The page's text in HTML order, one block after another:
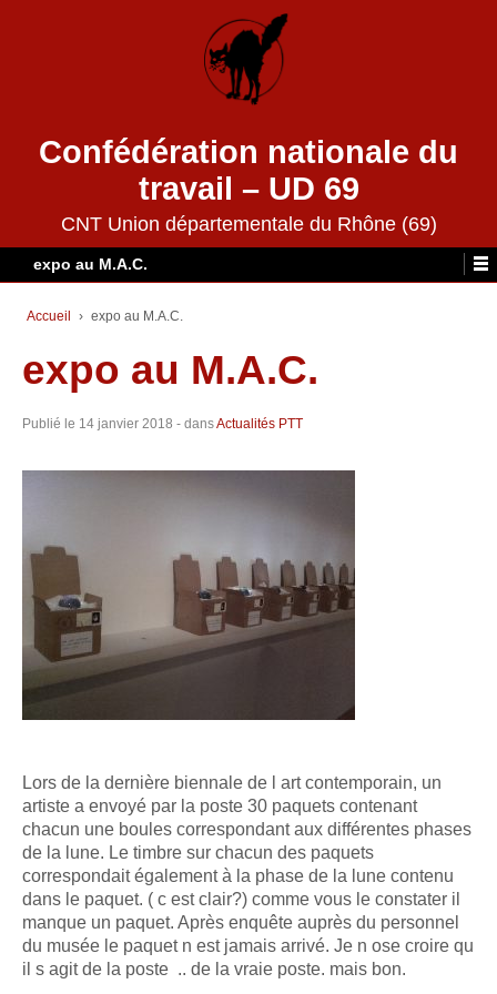
Confédération nationale du
travail – UD 69
CNT Union départementale du Rhône (69)
expo au M.A.C.
Accueil › expo au M.A.C.
expo au M.A.C.
Publié le 14 janvier 2018 - dansActualités PTT
Lors de la dernière biennale de l art contemporain, un
artiste a envoyé par la poste 30 paquets contenant
chacun une boules correspondant aux différentes phases
de la lune. Le timbre sur chacun des paquets
correspondait également à la phase de la lune contenu
dans le paquet. ( c est clair?) comme vous le constater il
manque un paquet. Après enquête auprès du personnel
du musée le paquet n est jamais arrivé. Je n ose croire qu
il s agit de la poste .. de la vraie poste. mais bon.